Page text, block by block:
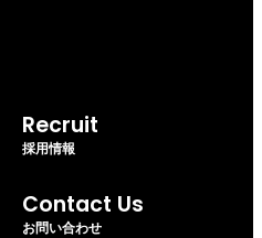
Recruit
採用情報
Contact Us
お問い合わせ